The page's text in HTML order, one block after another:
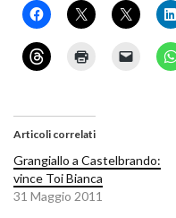
Articoli correlati
Grangiallo a Castelbrando:
vince Toi Bianca
31 Maggio 2011